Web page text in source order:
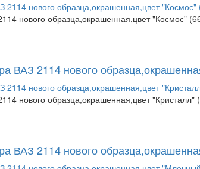
нового образца,окрашенная,цвет "Космос"
ВАЗ 2114 нового
нового образца,окрашенная,цвет
ВАЗ 2114 нового